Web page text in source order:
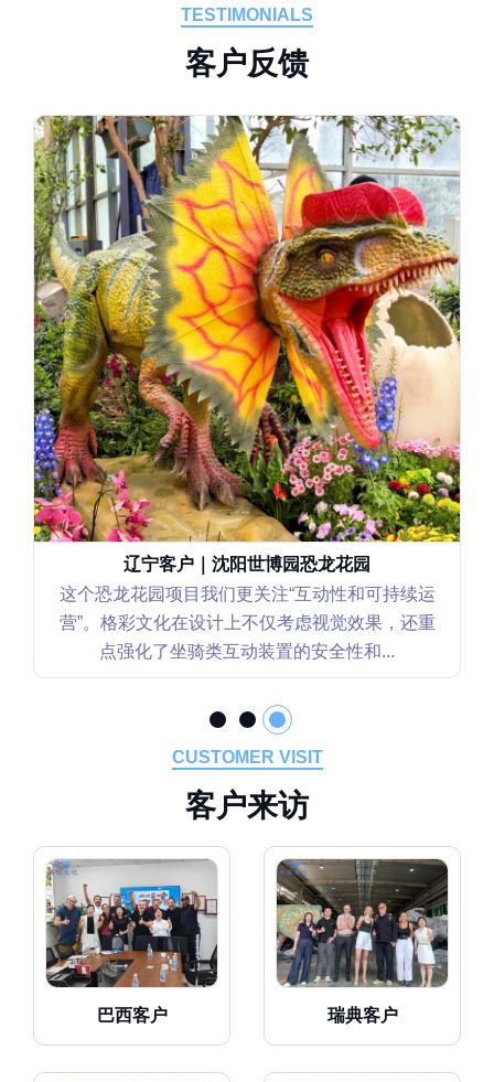
TESTIMONIALS
客户反馈
辽宁客户｜沈阳世博园恐龙花园
这个恐龙花园项目我们更关注“互动性和可持续运
营”。格彩文化在设计上不仅考虑视觉效果，还重
点强化了坐骑类互动装置的安全性和...
CUSTOMER VISIT
客户来访
巴西客户 瑞典客户